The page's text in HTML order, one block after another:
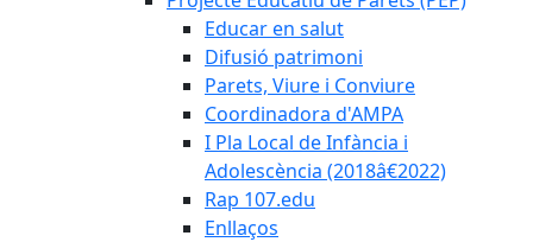
Educar en salut
Difusió patrimoni
Parets, Viure i Conviure
Coordinadora d'AMPA
I Pla Local de Infància i
Adolescència (2018â€2022)
Rap 107.edu
Enllaços